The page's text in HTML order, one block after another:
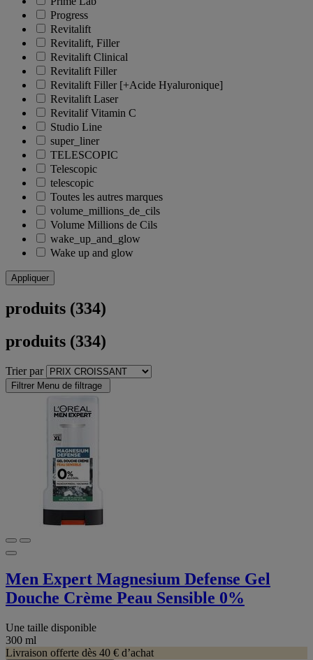
Progress
Revitalift
Revitalift, Filler
Revitalift Clinical
Revitalift Filler
Revitalift Filler [+Acide Hyaluronique]
Revitalift Laser
Revitalif Vitamin C
Studio Line
super_liner
TELESCOPIC
Telescopic
telescopic
Toutes les autres marques
volume_millions_de_cils
Volume Millions de Cils
wake_up_and_glow
Wake up and glow
Appliquer
produits (334)
produits (334)
Trier par
Filtrer Menu de filtrage
Men Expert Magnesium Defense Gel
Douche Crème Peau Sensible 0%
Une taille disponible
300 ml
Livraison offerte dès 40 € d’achat